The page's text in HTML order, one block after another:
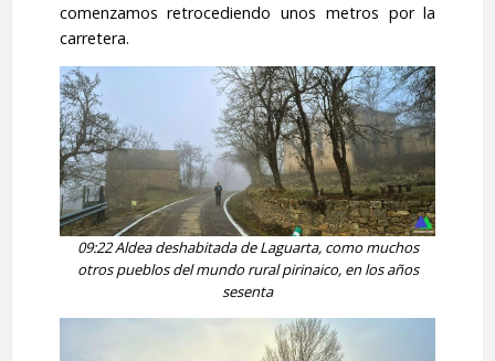
comenzamos retrocediendo unos metros por la
carretera.
09:22 Aldea deshabitada de Laguarta, como muchos
otros pueblos del mundo rural pirinaico, en los años
sesenta